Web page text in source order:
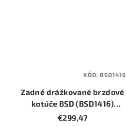
Zadné drážkované brzdové
kotúče BSD (BSD1416)
(priemer 310mm)
€299,47
KÓD:BSD1416